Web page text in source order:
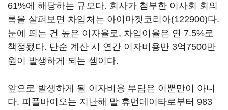
61%에 해당하는 규모다. 회사가 첨부한 이사회 회의
록을 살펴보면 차입처는 아이마켓코리아(122900)다.
눈에 띄는 건 높은 이자율로, 차입이율은 연 7.5%로
책정됐다. 단순 계산 시 연간 이자비용만 3억7500만
원이 발생하게 되는 셈이다.
앞으로 발생하게 될 이자비용 부담은 이뿐만이 아니
다. 피플바이오는 지난해 말 휴먼데이타로부터 983